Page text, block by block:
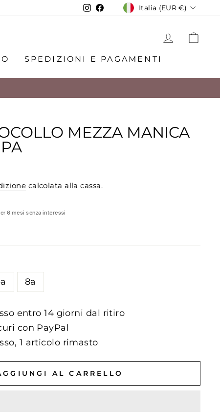
Instagram
FacebookVALUTA
Italia (EUR €)
ACCEDI
SPEDIZIONI E PAGAMENTI
MEZZA MANICA
calcolata alla cassa.
6 mesi senza interessi
8a
entro 14 giorni dal ritiro
con PayPal
1 articolo rimasto
AL CARRELLO